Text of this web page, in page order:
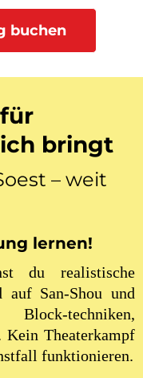
buchen
bringt
– weit
lernen!
du realistische
auf San-Shou und
Block-techniken,
Kein Theaterkampf
funktionieren.